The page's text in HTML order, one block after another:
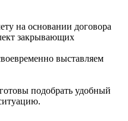
на основании договора
закрывающих
выставляем
подобрать удобный